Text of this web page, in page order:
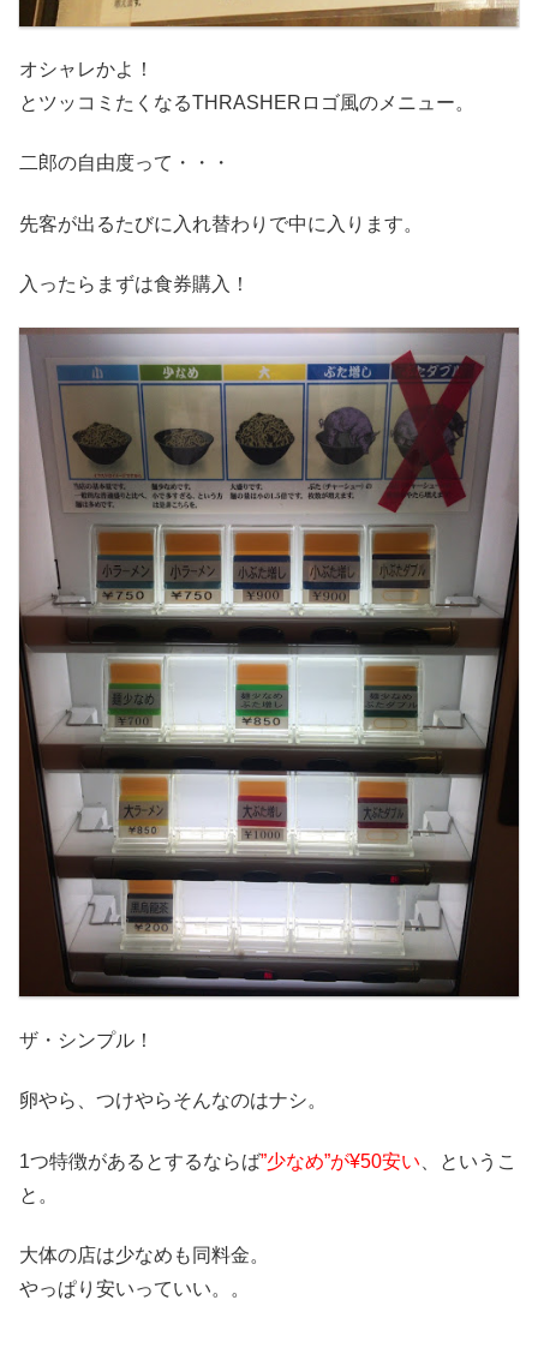
オシャレかよ！
とツッコミたくなるTHRASHERロゴ風のメニュー。
二郎の自由度って・・・
先客が出るたびに入れ替わりで中に入ります。
入ったらまずは食券購入！
ザ・シンプル！
卵やら、つけやらそんなのはナシ。
1つ特徴があるとするならば”少なめ”が¥50安い 、というこ
と。
大体の店は少なめも同料金。
やっぱり安いっていい。。